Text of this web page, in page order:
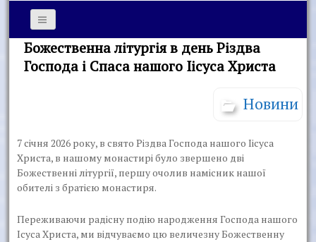
Божественна літургія в день Різдва
Господа і Спаса нашого Іісуса Христа
Новини
7 січня 2026 року, в свято Різдва Господа нашого Іісуса
Христа, в нашому монастирі було звершено дві
Божественні літургії, першу очолив намісник нашої
обителі з братією монастиря.
Переживаючи радісну подію народження Господа нашого
Ісуса Христа, ми відчуваємо цю величезну Божественну